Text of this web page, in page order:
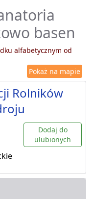
basen
alfabetycznym od
Pokaż na mapie
Rolników
Dodaj do
ulubionych